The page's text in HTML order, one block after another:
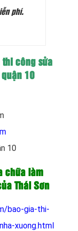
phí.
thi công sửa
10
10
chữa làm
Thái Sơn
bao-gia-thi-
xuong.html